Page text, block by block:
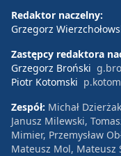
Redaktor naczelny:
Grzegorz
Zastępcy redaktora
Grzegorz Broński
Piotr Kotomski
Zespół: Michał
Janusz Milewski,
Mimier, Przemysław
Mateusz Mol, Mateusz